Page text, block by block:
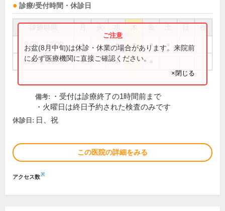
診療/受付時間・休診日
祝
9:00～12:00 ● ● ● ●
15:00～18:00 ● ●
お盆(8月中旬)は休診・休業の場合があります。来院前
に必ず医療機関に直接ご確認ください。
×閉じる
備考:
・受付は診療終了の1時間前まで
・火曜日は終日予約された検査のみです
休診日: 日、祝
この医院の詳細をみる
アクセス数※